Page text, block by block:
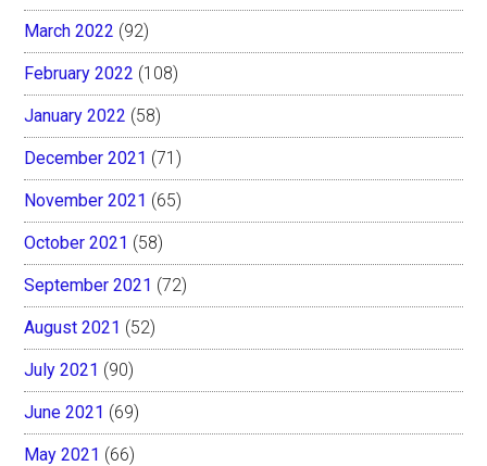
March 2022 (92)
February 2022 (108)
January 2022 (58)
December 2021 (71)
November 2021 (65)
October 2021 (58)
September 2021 (72)
August 2021 (52)
July 2021 (90)
June 2021 (69)
May 2021 (66)